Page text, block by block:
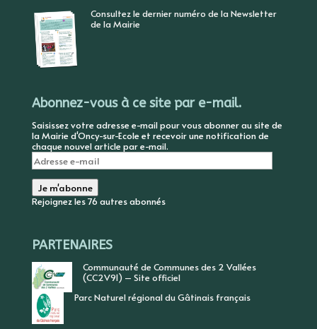
Consultez le dernier numéro de la Newsletter
de la Mairie
Abonnez-vous à ce site par e-mail.
Saisissez votre adresse e-mail pour vous abonner au site de
la Mairie d'Oncy-sur-Ecole et recevoir une notification de
chaque nouvel article par e-mail.
Adresse
e-
mail
Je m'abonne
Rejoignez les 76 autres abonnés
PARTENAIRES
Communauté de Communes des 2 Vallées
(CC2V91) – Site officiel
Parc Naturel régional du Gâtinais français